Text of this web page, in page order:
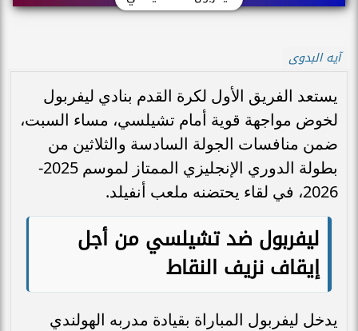
آيه البدوى
يستعد الفريق الأول لكرة القدم بنادي ليفربول
لخوض مواجهة قوية أمام تشيلسي، مساء السبت،
ضمن منافسات الجولة السادسة والثلاثين من
بطولة الدوري الإنجليزي الممتاز لموسم 2025-
2026، في لقاء يحتضنه ملعب أنفيلد.
ليفربول ضد تشيلسي من أجل
إيقاف نزيف النقاط
يدخل ليفربول المباراة بقيادة مدربه الهولندي